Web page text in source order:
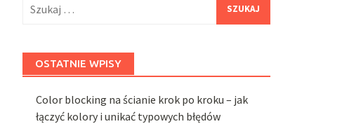
OSTATNIE WPISY
Color blocking na ścianie krok po kroku – jak
łączyć kolory i unikać typowych błędów